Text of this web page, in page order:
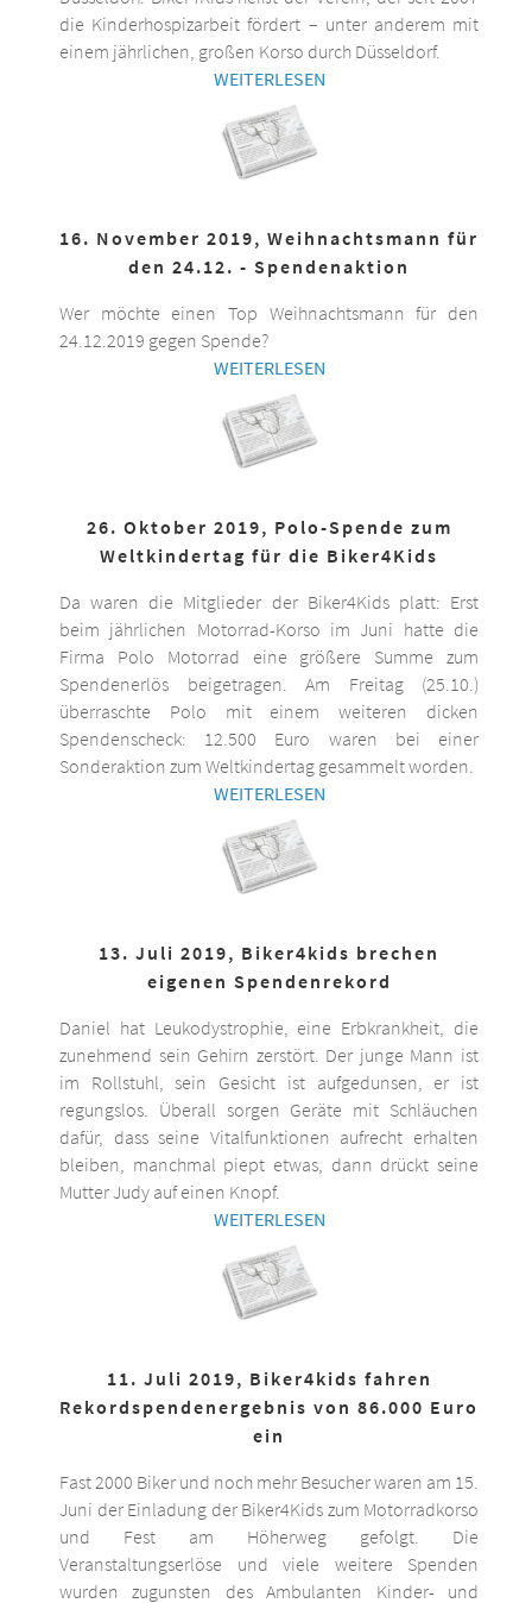
die Kinderhospizarbeit fördert – unter anderem mit
einem jährlichen, großen Korso durch Düsseldorf.
WEITERLESEN
16. November 2019, Weihnachtsmann für
den 24.12. - Spendenaktion
Wer möchte einen Top Weihnachtsmann für den
24.12.2019 gegen Spende?
WEITERLESEN
26. Oktober 2019, Polo-Spende zum
Weltkindertag für die Biker4Kids
Da waren die Mitglieder der Biker4Kids platt: Erst
beim jährlichen Motorrad-Korso im Juni hatte die
Firma Polo Motorrad eine größere Summe zum
Spendenerlös beigetragen. Am Freitag (25.10.)
überraschte Polo mit einem weiteren dicken
Spendenscheck: 12.500 Euro waren bei einer
Sonderaktion zum Weltkindertag gesammelt worden.
WEITERLESEN
13. Juli 2019, Biker4kids brechen
eigenen Spendenrekord
Daniel hat Leukodystrophie, eine Erbkrankheit, die
zunehmend sein Gehirn zerstört. Der junge Mann ist
im Rollstuhl, sein Gesicht ist aufgedunsen, er ist
regungslos. Überall sorgen Geräte mit Schläuchen
dafür, dass seine Vitalfunktionen aufrecht erhalten
bleiben, manchmal piept etwas, dann drückt seine
Mutter Judy auf einen Knopf.
WEITERLESEN
11. Juli 2019, Biker4kids fahren
Rekordspendenergebnis von 86.000 Euro
ein
Fast 2000 Biker und noch mehr Besucher waren am 15.
Juni der Einladung der Biker4Kids zum Motorradkorso
und Fest am Höherweg gefolgt. Die
Veranstaltungserlöse und viele weitere Spenden
wurden zugunsten des Ambulanten Kinder- und